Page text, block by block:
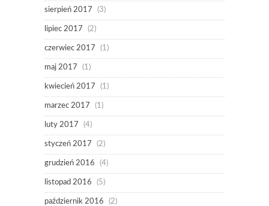
sierpień 2017 (3)
lipiec 2017 (2)
czerwiec 2017 (1)
maj 2017 (1)
kwiecień 2017 (1)
marzec 2017 (1)
luty 2017 (4)
styczeń 2017 (2)
grudzień 2016 (4)
listopad 2016 (5)
październik 2016 (2)